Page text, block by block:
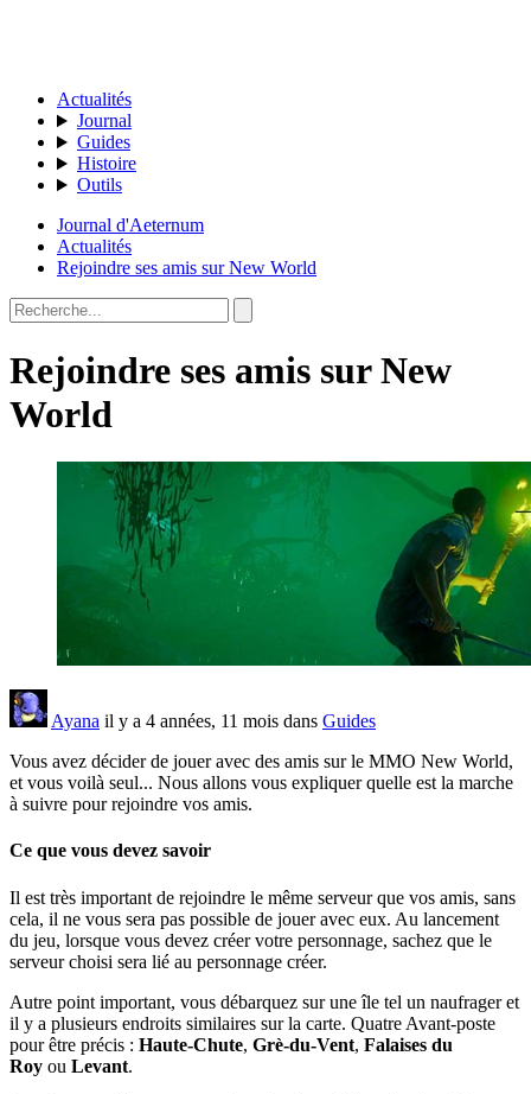
Actualités
Journal
Guides
Histoire
Outils
Journal d'Aeternum
Actualités
Rejoindre ses amis sur New World
Rejoindre ses amis sur New
World
Ayana il y a 4 années, 11 mois dans Guides
Vous avez décider de jouer avec des amis sur le MMO New World,
et vous voilà seul... Nous allons vous expliquer quelle est la marche
à suivre pour rejoindre vos amis.
Ce que vous devez savoir
Il est très important de rejoindre le même serveur que vos amis, sans
cela, il ne vous sera pas possible de jouer avec eux. Au lancement
du jeu, lorsque vous devez créer votre personnage, sachez que le
serveur choisi sera lié au personnage créer.
Autre point important, vous débarquez sur une île tel un naufrager et
il y a plusieurs endroits similaires sur la carte. Quatre Avant-poste
pour être précis : Haute-Chute, Grè-du-Vent, Falaises du
Roy ou Levant.